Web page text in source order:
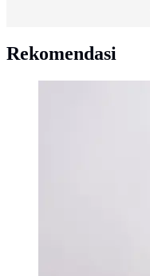
Rekomendasi